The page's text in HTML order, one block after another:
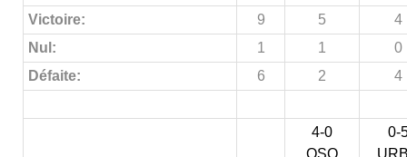
Victoire:
9 5
4
Nul:
1 1
0
Défaite:
6 2 4
4-0
OSO
0-